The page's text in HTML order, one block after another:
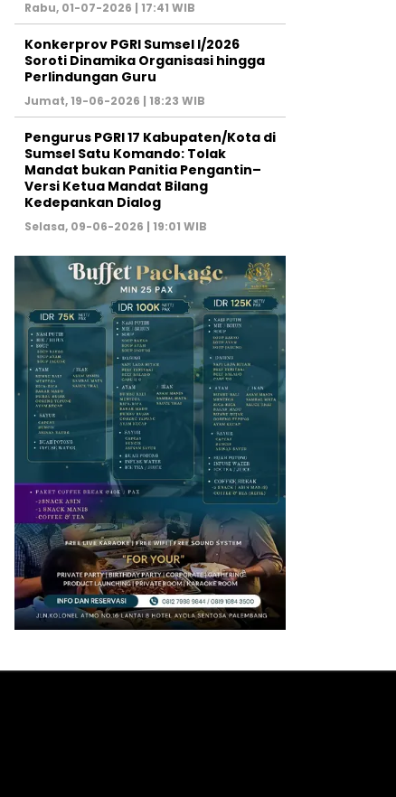
Rabu, 01-07-2026 | 17:41 WIB
Konkerprov PGRI Sumsel I/2026
Soroti Dinamika Organisasi hingga
Perlindungan Guru ‎
Jumat, 19-06-2026 | 18:23 WIB
Pengurus PGRI 17 Kabupaten/Kota di
Sumsel Satu Komando: Tolak
Mandat bukan Panitia Pengantin–
Versi Ketua Mandat Bilang
Kedepankan Dialog
Selasa, 09-06-2026 | 19:01 WIB